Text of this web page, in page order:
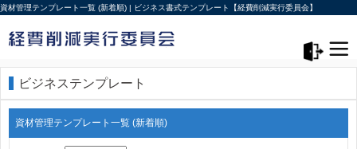
資材管理テンプレート一覧 (新着順) | ビジネス書式テンプレート【経費削減実行委員会】
ビジネステンプレート
資材管理テンプレート一覧 (新着順)